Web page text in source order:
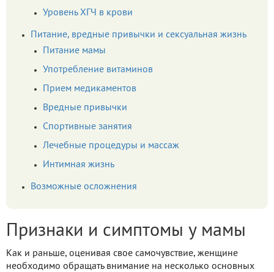
Уровень ХГЧ в крови
Питание, вредные привычки и сексуальная жизнь
Питание мамы
Употребление витаминов
Прием медикаментов
Вредные привычки
Спортивные занятия
Лечебные процедуры и массаж
Интимная жизнь
Возможные осложнения
Признаки и симптомы у мамы
Как и раньше, оценивая свое самочувствие, женщине
необходимо обращать внимание на несколько основных